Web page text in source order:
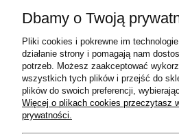
Dbamy o Twoją
Pliki cookies i pokrewne im
działanie strony i pomagają nam
potrzeb. Możesz zaakceptować
wszystkich tych plików i przejść do
plików do swoich preferencji,
Więcej o plikach cookies przeczytasz
prywatności.